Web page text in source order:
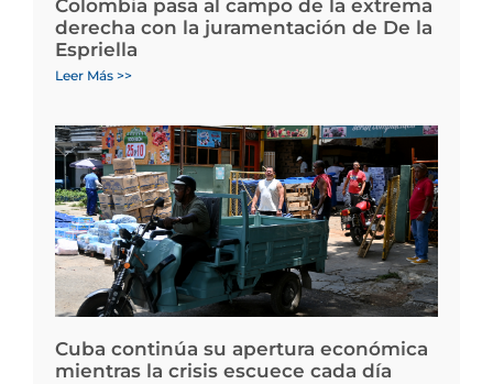
Colombia pasa al campo de la extrema
derecha con la juramentación de De la
Espriella
Leer Más >>
Cuba continúa su apertura económica
mientras la crisis escuece cada día